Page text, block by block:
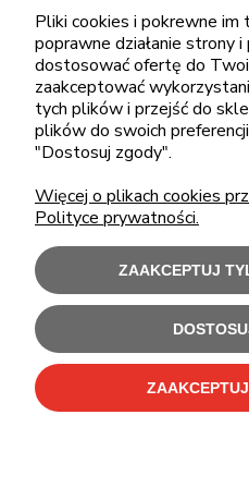
MOJE
Użytkowanie sklepu oznacza zgodę
Szczegółowe
C-Bit Bis OnLine - tanie laptopy
Pliki cookies i pokrewne im
poprawne działanie strony i
dostosować ofertę do
zaakceptować
tych plików i przejść do
plików do swoich
"Dostosuj zgody".
Więcej o plikach cookies
Polityce prywatności.
ZAAKCEPTUJ